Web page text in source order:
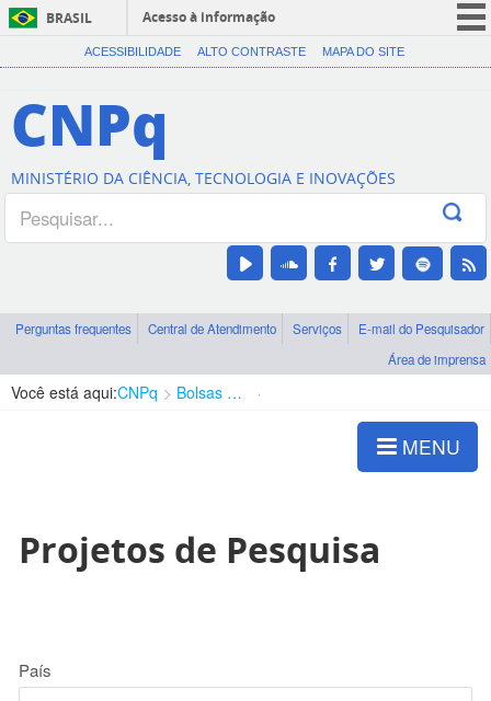
BRASIL
Acesso à informação
CORONAVÍRUS (COVID-19)
Canais
ACESSIBILIDADE ALTO CONTRASTE MAPA DO SITE
CNPq
MINISTÉRIO DA CIÊNCIA, TECNOLOGIA E INOVAÇÕES
Perguntas frequentes Central de Atendimento Serviços
E-mail do Pesquisador
Área de imprensa
Você está aqui:CNPq Bolsas e Auxílios Vigentes
MENU
Projetos de Pesquisa
País